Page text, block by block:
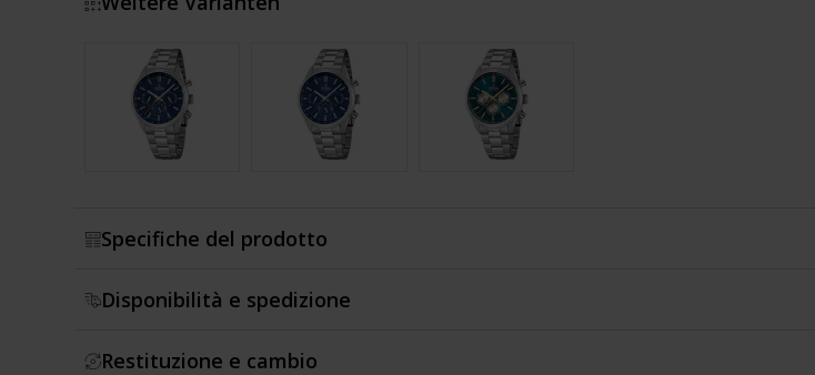
Specifiche del prodotto
Disponibilità e spedizione
Restituzione e cambio